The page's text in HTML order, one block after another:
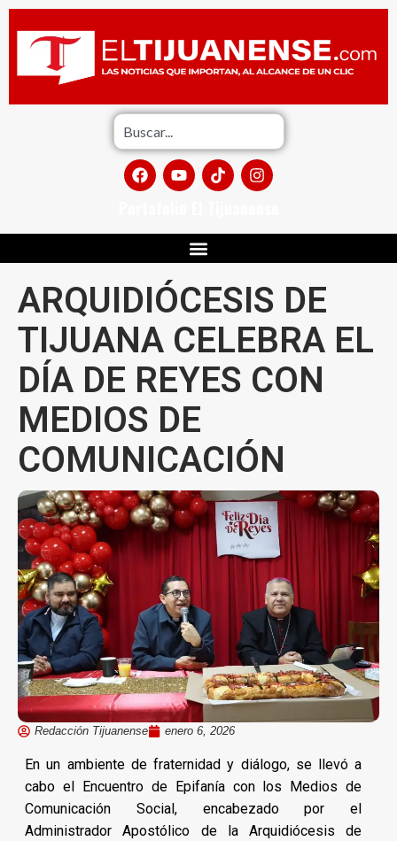
ARQUIDIÓCESIS DE
TIJUANA CELEBRA EL
DÍA DE REYES CON
MEDIOS DE
COMUNICACIÓN
Redacción Tijuanense enero 6, 2026
En un ambiente de fraternidad y diálogo, se llevó a
cabo el Encuentro de Epifanía con los Medios de
Comunicación Social, encabezado por el
Administrador Apostólico de la Arquidiócesis de